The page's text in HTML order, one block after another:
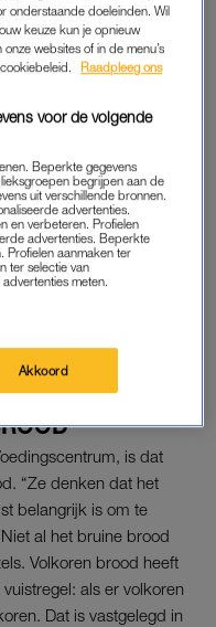
noemt notenpasta’s
ook goede keuzes.
toe te voegen aan het
op brood doen. Of
groenten eten.” Op
van hun gezonde
is dat
“Ze denken dat het
belangrijk is om te
al het bruine brood
Volkoren brood heeft
als er volkoren
Dat is vastgelegd in
onderstaande doeleinden. Wil
keuze kun je opnieuw
websites of in de menu’s
Raadpleeg ons
voor de volgende
Beperkte gegevens
begrijpen aan de
uit verschillende bronnen.
advertenties.
en verbeteren. Profielen
advertenties. Beperkte
Profielen aanmaken ter
ter selectie van
meten.
Akkoord